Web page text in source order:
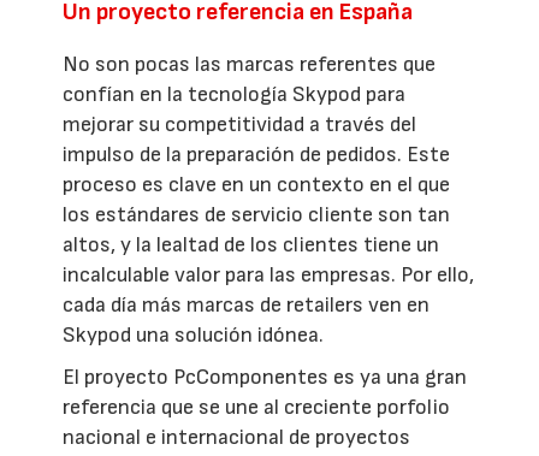
Un proyecto referencia en España
No son pocas las marcas referentes que
confían en la tecnología Skypod para
mejorar su competitividad a través del
impulso de la preparación de pedidos. Este
proceso es clave en un contexto en el que
los estándares de servicio cliente son tan
altos, y la lealtad de los clientes tiene un
incalculable valor para las empresas. Por ello,
cada día más marcas de retailers ven en
Skypod una solución idónea.
El proyecto PcComponentes es ya una gran
referencia que se une al creciente porfolio
nacional e internacional de proyectos